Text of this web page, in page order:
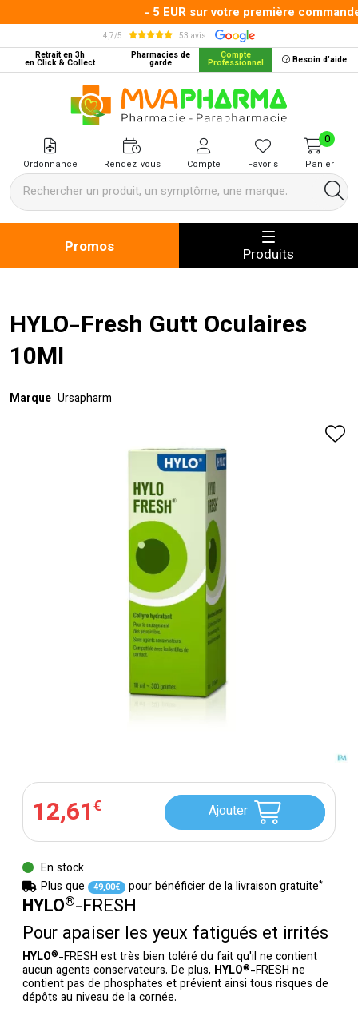
- 5 EUR sur votre première
4,7/5
53 avis
Retrait en 3h
en Click & Collect
Pharmacies de
garde
Compte
Professionnel Besoin d’aide
MVA Pharma Votre pharmacie
Ordonnance Rendez-vous Compte Favoris Panier
0
Promos Produits
HYLO-Fresh Gutt Oculaires
10Ml
Marque Ursapharm
HYLO®-FRESH
Pour apaiser les yeux fatigués et irrités
HYLO®-FRESH est très bien toléré du fait qu'il ne contient
aucun agents conservateurs. De plus, HYLO®-FRESH ne
contient pas de phosphates et prévient ainsi tous risques de
dépôts au niveau de la cornée.
12,61€ Ajouter
En stock
Plus que
49,00€ pour bénéficier de la livraison gratuite*